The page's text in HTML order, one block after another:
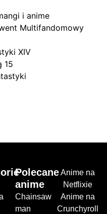
i anime
Multifandomowy
XIV
15
Polecane
anime
Chainsaw
man
Anime na
Netflixie
Anime na
Crunchyroll